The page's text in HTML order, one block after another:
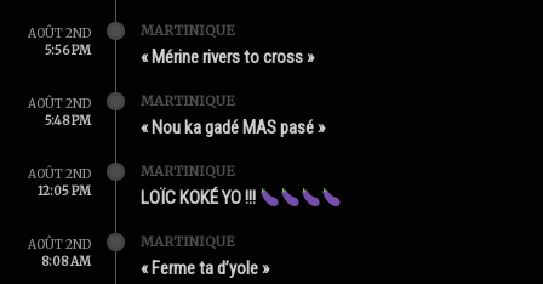
AOÛT 2ND
5:56 PM
MARTINIQUE
« Mérine rivers to cross »
AOÛT 2ND
5:48 PM
MARTINIQUE
« Nou ka gadé MAS pasé »
AOÛT 2ND
12:05 PM
MARTINIQUE
LOÏC KOKÉ YO !!!
AOÛT 2ND
8:08 AM
MARTINIQUE
« Ferme ta d’yole »